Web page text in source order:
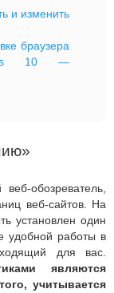
и изменить
браузера
10 —
обозреватель,
веб-сайтов. На
установлен один
удобной работы в
для вас.
являются
учитывается